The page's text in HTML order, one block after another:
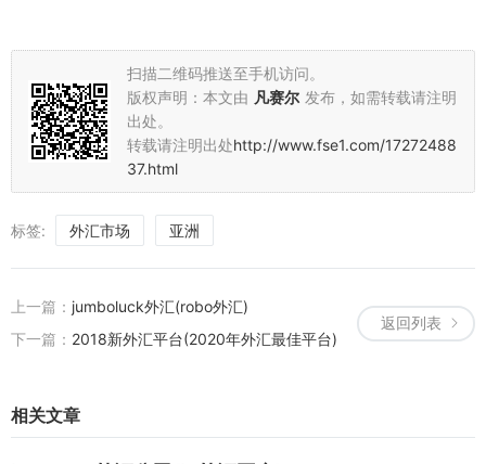
遇，为投资者提供更加准确、及时的市场信息和分析。
以上就是关于亚洲外汇市场的简要分析和前景展望。希望对大家有所
帮助。
扫描二维码推送至手机访问。
版权声明：本文由 凡赛尔 发布，如需转载请注明
出处。
转载请注明出处http://www.fse1.com/17272488
37.html
标签: 外汇市场 亚洲
返回列表
上一篇： jumboluck外汇(robo外汇)
下一篇： 2018新外汇平台(2020年外汇最佳平台)
相关文章